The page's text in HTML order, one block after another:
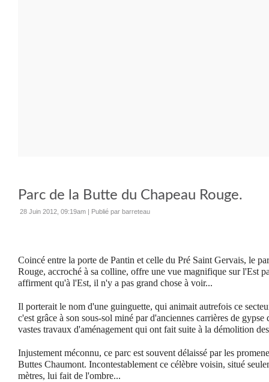
Parc de la Butte du Chapeau Rouge.
28 Juin 2012, 09:19am | Publié par barreteau
Coincé entre la porte de Pantin et celle du Pré Saint Gervais, le
Rouge, accroché à sa colline, offre une vue magnifique sur l'Est
affirment qu'à l'Est, il n'y a pas grand chose à voir...
Il porterait le nom d'une guinguette, qui animait autrefois ce
c'est grâce à son sous-sol miné par d'anciennes carrières de gypse
vastes travaux d'aménagement qui ont fait suite à la démolition
Injustement méconnu, ce parc est souvent délaissé par les
Buttes Chaumont. Incontestablement ce célèbre voisin, situé
mètres, lui fait de l'ombre...